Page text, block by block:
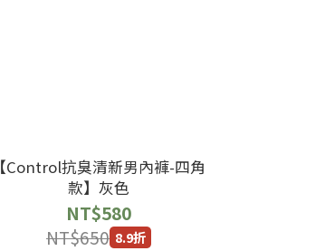
【Control抗臭清新男內褲-四角
款】灰色
NT$580
NT$650 8.9折